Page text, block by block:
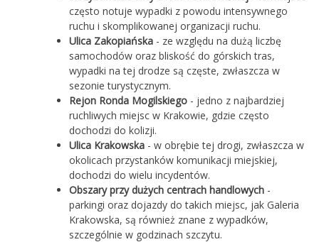
często notuje wypadki z powodu intensywnego
ruchu i skomplikowanej organizacji ruchu.
Ulica Zakopiańska - ze względu na dużą liczbę
samochodów oraz bliskość do górskich tras,
wypadki na tej drodze są częste, zwłaszcza w
sezonie turystycznym.
Rejon Ronda Mogilskiego - jedno z najbardziej
ruchliwych miejsc w Krakowie, gdzie często
dochodzi do kolizji.
Ulica Krakowska - w obrębie tej drogi, zwłaszcza w
okolicach przystanków komunikacji miejskiej,
dochodzi do wielu incydentów.
Obszary przy dużych centrach handlowych -
parkingi oraz dojazdy do takich miejsc, jak Galeria
Krakowska, są również znane z wypadków,
szczególnie w godzinach szczytu.